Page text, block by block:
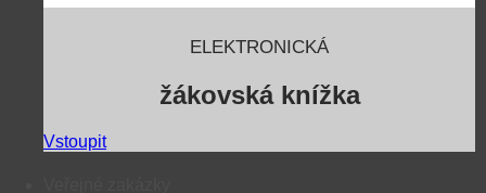
ELEKTRONICKÁ
žákovská knížka
Vstoupit